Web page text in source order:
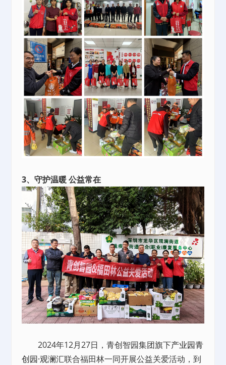
3、守护温暖 公益常在
2024年12月27日，青创智园集团旗下产业园青
创园·观澜汇联合福田林一同开展公益关爱活动，到